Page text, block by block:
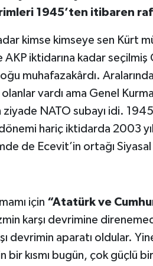
1945’ten itibaren
kimse kimseye sen Kürt
iktidarına kadar seçilmiş
muhafazakârdı.
vardı ama Genel
NATO subayı idi.
hariç iktidarda 2003
de Ecevit’in ortağı Siyasal
için “Atatürk ve
karşı devrimine
devrimin aparatı oldular.
kısmı bugün, çok güçlü